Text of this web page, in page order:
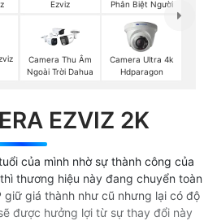
Ezviz
Phân Biệt Người
Camera Thu Âm
Ngoài Trời Dahua
Camera Ultra 4k
Hdparagon
EZVIZ 2K
của mình nhờ sự thành công của
thương hiệu này đang chuyển toàn
giá thành như cũ nhưng lại có độ
được hưởng lợi từ sự thay đổi này